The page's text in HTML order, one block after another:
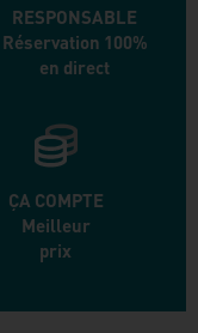
RESPONSABLE
Réservation 100%
en direct
ÇA COMPTE
Meilleur
prix